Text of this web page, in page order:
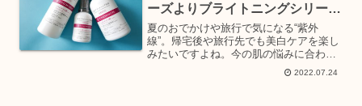
ーズよりブライトニングシリーズ
登場
夏のおでかけや旅行で気になる“紫外
線”。帰宅後や旅行先でも美白ケアを楽し
みたいですよね。今の肌の悩みに合わせ
て“高濃度の原液”でケアができる原液美
容ブランド＜TUNEMAKERS（チューン
2022.07.24